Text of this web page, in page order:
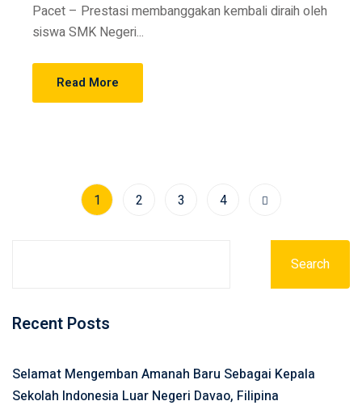
Pacet – Prestasi membanggakan kembali diraih oleh
siswa SMK Negeri...
Read More
1 2 3 4
Search
Recent Posts
Selamat Mengemban Amanah Baru Sebagai Kepala
Sekolah Indonesia Luar Negeri Davao, Filipina